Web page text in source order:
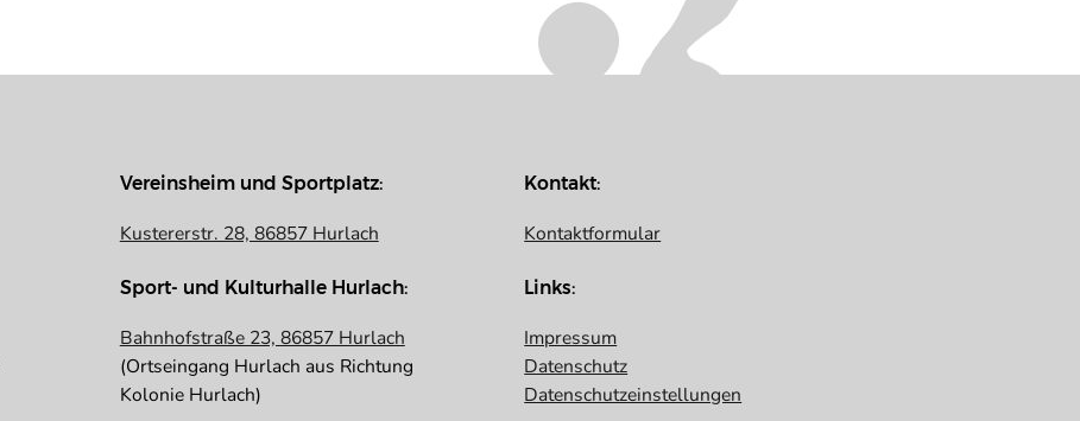
Vereinsheim und Sportplatz:
Kustererstr. 28, 86857 Hurlach
Sport- und Kulturhalle Hurlach:
Bahnhofstraße 23, 86857 Hurlach
(Ortseingang Hurlach aus Richtung
Kolonie Hurlach)
Kontakt:
Kontaktformular
Links:
Impressum
Datenschutz
Datenschutzeinstellungen